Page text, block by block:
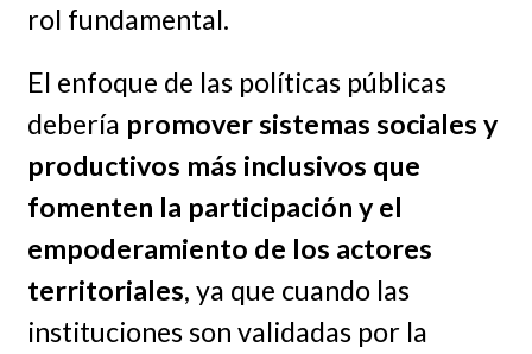
rol fundamental.
El enfoque de las políticas públicas
debería promover sistemas sociales y
productivos más inclusivos que
fomenten la participación y el
empoderamiento de los actores
territoriales, ya que cuando las
instituciones son validadas por la